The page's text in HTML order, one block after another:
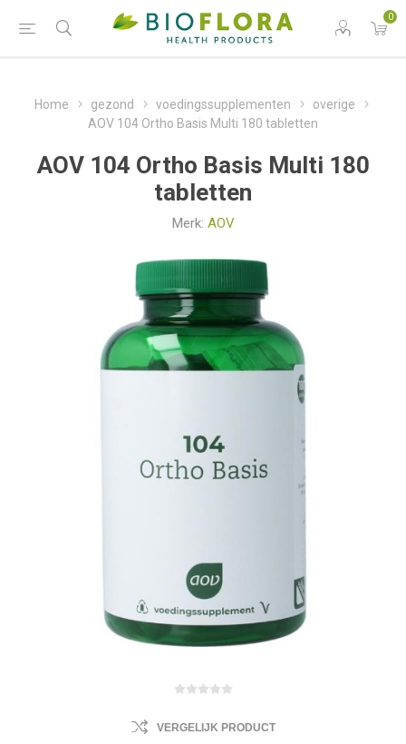
0
Home gezond voedingssupplementen
overige
AOV 104 Ortho Basis Multi 180 tabletten
AOV 104 Ortho Basis Multi 180
tabletten
Merk: AOV
VERGELIJK PRODUCT